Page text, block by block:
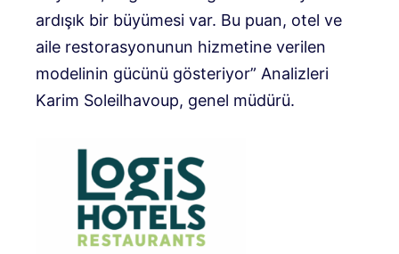
ardışık bir büyümesi var. Bu puan, otel ve
aile restorasyonunun hizmetine verilen
modelinin gücünü gösteriyor” Analizleri
Karim Soleilhavoup, genel müdürü.